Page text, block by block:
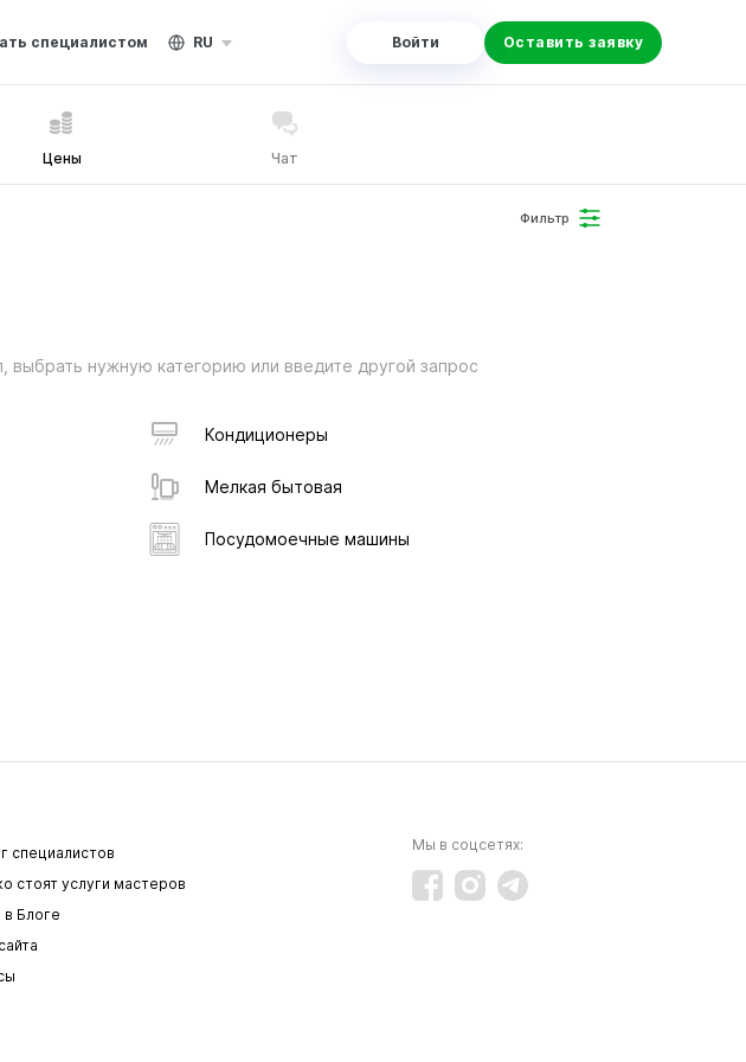
специалистом RU Войти Оставить заявку
Цены Чат
Фильтр
нужную категорию или введите другой запрос
Кондиционеры
Мелкая бытовая
Посудомоечные машины
специалистов
стоят услуги мастеров
в Блоге
Мы в соцсетях: